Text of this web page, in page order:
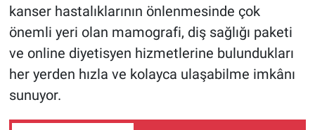
kanser hastalıklarının önlenmesinde çok
önemli yeri olan mamografi, diş sağlığı paketi
ve online diyetisyen hizmetlerine bulundukları
her yerden hızla ve kolayca ulaşabilme imkânı
sunuyor.